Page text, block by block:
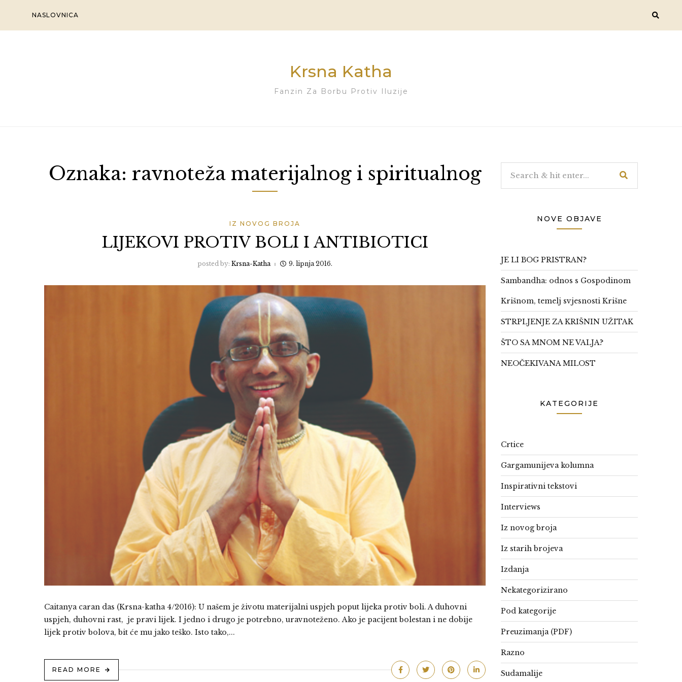
content
NASLOVNICA
Krsna Katha
Fanzin Za Borbu Protiv Iluzije
Oznaka: ravnoteža materijalnog i spiritualnog
IZ NOVOG BROJA
LIJEKOVI PROTIV BOLI I ANTIBIOTICI
posted by: Krsna-Katha 9. lipnja 2016.
Caitanya caran das (Krsna-katha 4/2016): U našem je životu materijalni uspjeh poput lijeka protiv boli. A duhovni
uspjeh, duhovni rast, je pravi lijek. I jedno i drugo je potrebno, uravnoteženo. Ako je pacijent bolestan i ne dobije
lijek protiv bolova, bit će mu jako teško. Isto tako,...
READ MORE
NOVE OBJAVE
JE LI BOG PRISTRAN?
Sambandha: odnos s Gospodinom
Krišnom, temelj svjesnosti Krišne
STRPLJENJE ZA KRIŠNIN UŽITAK
ŠTO SA MNOM NE VALJA?
NEOČEKIVANA MILOST
KATEGORIJE
Crtice
Gargamunijeva kolumna
Inspirativni tekstovi
Interviews
Iz novog broja
Iz starih brojeva
Izdanja
Nekategorizirano
Pod kategorije
Preuzimanja (PDF)
Razno
Sudamalije